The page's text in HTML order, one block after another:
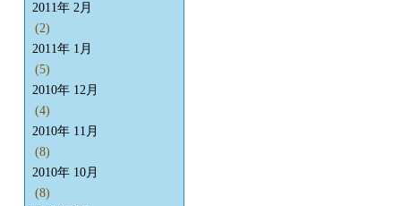
2011年 2月
(2)
2011年 1月
(5)
2010年 12月
(4)
2010年 11月
(8)
2010年 10月
(8)